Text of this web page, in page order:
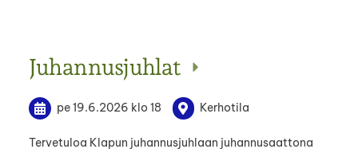
Juhannusjuhlat
pe 19.6.2026 klo 18 Kerhotila
Tervetuloa Klapun juhannusjuhlaan juhannusaattona